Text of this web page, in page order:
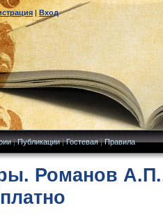
|Вход
|Публикации|Гостевая|Правила
Романов